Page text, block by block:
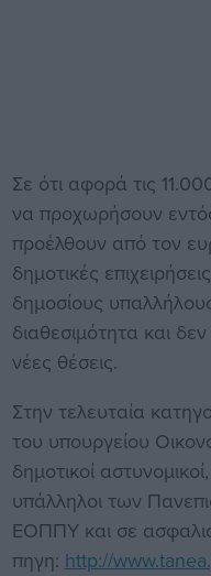
Σε ότι αφορά τις
να προχωρήσουν
προέλθουν από τον
δημοτικές
δημοσίους
διαθεσιμότητα και
νέες θέσεις.
Στην τελευταία
του υπουργείου
δημοτικοί
υπάλληλοι των
ΕΟΠΠΥ και σε
πηγη: http://